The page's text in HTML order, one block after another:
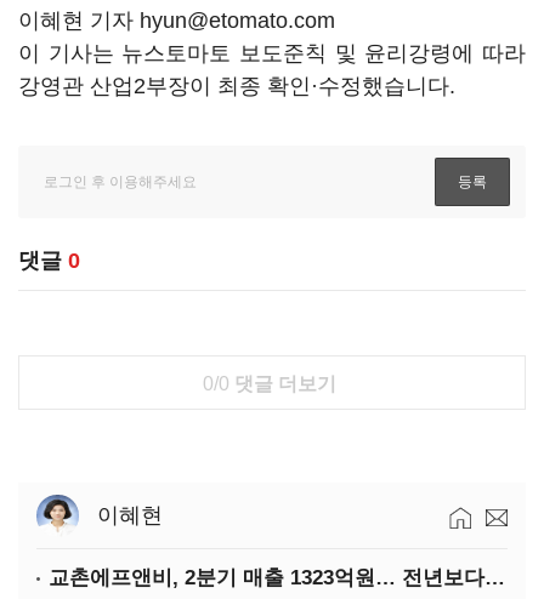
이혜현 기자 hyun@etomato.com
이 기사는 뉴스토마토 보도준칙 및 윤리강령에 따라
강영관 산업2부장이 최종 확인·수정했습니다.
댓글 0
0/0 댓글 더보기
이혜현
교촌에프앤비, 2분기 매출 1323억원… 전년보다 4.9%↑